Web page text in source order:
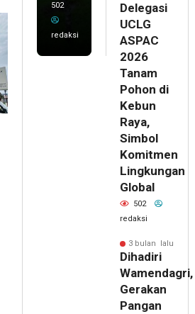
502
redaksi
Delegasi
UCLG
ASPAC
2026
Tanam
Pohon di
Kebun
Raya,
Simbol
Komitmen
Lingkungan
Global
502
redaksi
3 bulan lalu
Dihadiri
Wamendagri,
Gerakan
Pangan